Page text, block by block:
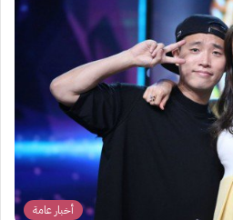
أخبار عامة